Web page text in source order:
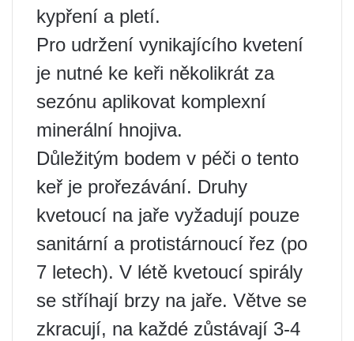
kypření a pletí.
Pro udržení vynikajícího kvetení
je nutné ke keři několikrát za
sezónu aplikovat komplexní
minerální hnojiva.
Důležitým bodem v péči o tento
keř je prořezávání. Druhy
kvetoucí na jaře vyžadují pouze
sanitární a protistárnoucí řez (po
7 letech). V létě kvetoucí spirály
se stříhají brzy na jaře. Větve se
zkracují, na každé zůstávají 3-4